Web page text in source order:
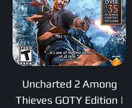
Uncharted 2 Among
Thieves GOTY Edition |